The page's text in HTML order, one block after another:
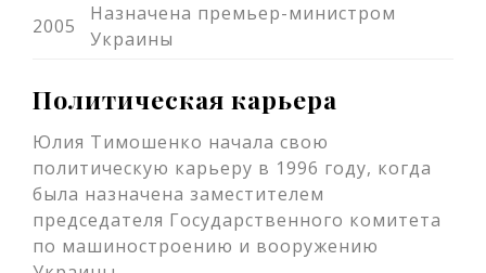
2005
Назначена премьер-министром
Украины
Политическая карьера
Юлия Тимошенко начала свою
политическую карьеру в 1996 году, когда
была назначена заместителем
председателя Государственного комитета
по машиностроению и вооружению